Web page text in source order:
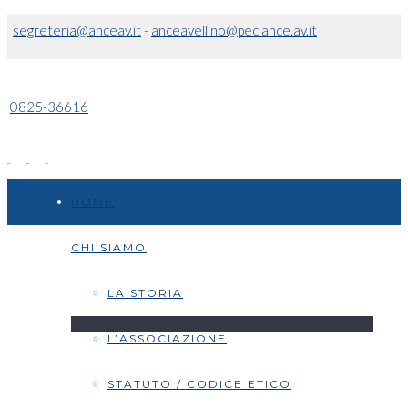
segreteria@anceav.it- anceavellino@pec.ance.av.it
0825-36616
CHI SIAMO
LA STORIA
L’ASSOCIAZIONE
STATUTO / CODICE ETICO